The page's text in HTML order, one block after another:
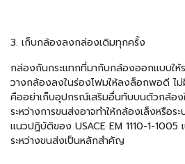
3. เก็บกล้องลงกล่องเดิมทุกครั้ง
กล่องกันกระแทกที่มากับกล้องออกแบบให้
วางกล้องลงในร่องโฟมให้ลงล็อกพอดี ไ
คืออย่าเก็บอุปกรณ์เสริมอื่นทับบนตัวกล้อง
ระหว่างการขนส่งอาจทำให้กล้องเล็งหรือ
แนวปฏิบัติของ USACE EM 1110-1-1005
ระหว่างขนส่งเป็นหลักสำคัญ